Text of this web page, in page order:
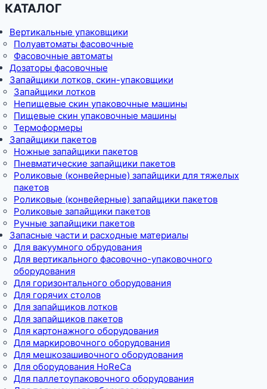
КАТАЛОГ
Вертикальные упаковщики
Полуавтоматы фасовочные
Фасовочные автоматы
Дозаторы фасовочные
Запайщики лотков, скин-упаковщики
Запайщики лотков
Непищевые скин упаковочные машины
Пищевые скин упаковочные машины
Термоформеры
Запайщики пакетов
Ножные запайщики пакетов
Пневматические запайщики пакетов
Роликовые (конвейерные) запайщики для тяжелых
пакетов
Роликовые (конвейерные) запайщики пакетов
Роликовые запайщики пакетов
Ручные запайщики пакетов
Запасные части и расходные материалы
Для вакуумного обрудования
Для вертикального фасовочно-упаковочного
оборудования
Для горизонтального оборудования
Для горячих столов
Для запайщиков лотков
Для запайщиков пакетов
Для картонажного оборудования
Для маркировочного оборудования
Для мешкозашивочного оборудования
Для оборудования HoReCa
Для паллетоупаковочного оборудования